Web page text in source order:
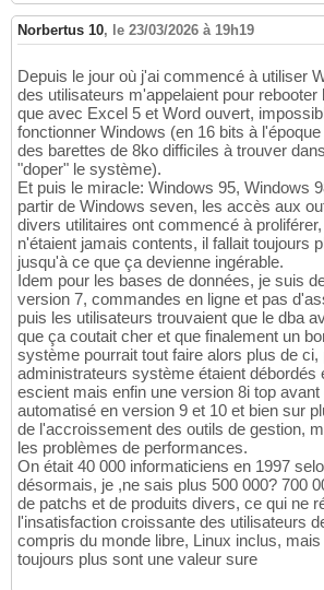
Norbertus 10, le 23/03/2026 à 19h19
Depuis le jour où j'ai commencé à utiliser
des utilisateurs m'appelaient pour
que avec Excel 5 et Word ouvert,
fonctionner Windows (en 16 bits à
des barettes de 8ko difficiles à trouver
"doper" le système).
Et puis le miracle: Windows 95, Windows
partir de Windows seven, les accès aux
divers utilitaires ont commencé à
n'étaient jamais contents, il fallait toujours
jusqu'à ce que ça devienne ingérable.
Idem pour les bases de données, je suis
version 7, commandes en ligne et pas
puis les utilisateurs trouvaient que le dba
que ça coutait cher et que finalement un
système pourrait tout faire alors plus de ci,
administrateurs système étaient débordés
escient mais enfin une version 8i top
automatisé en version 9 et 10 et bien sur
de l'accroissement des outils de gestion,
les problèmes de performances.
On était 40 000 informaticiens en 1997
désormais, je ,ne sais plus 500 000? 700
de patchs et de produits divers, ce qui ne
l'insatisfaction croissante des utilisateurs
compris du monde libre, Linux inclus,
toujours plus sont une valeur sure